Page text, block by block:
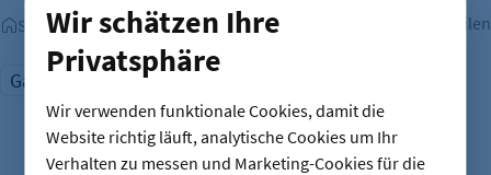
Wir schätzen Ihre
Privatsphäre
Wir verwenden funktionale Cookies, damit die
Website richtig läuft, analytische Cookies um Ihr
Verhalten zu messen und Marketing-Cookies für die
Startseite Teilen
Gastronomie